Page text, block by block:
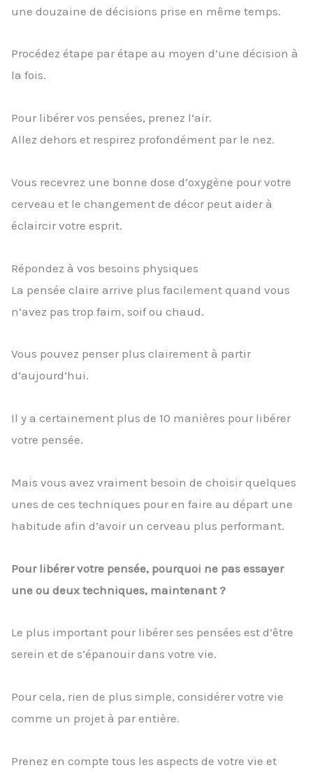
une douzaine de décisions prise en même temps.
Procédez étape par étape au moyen d’une décision à
la fois.
Pour libérer vos pensées, prenez l’air.
Allez dehors et respirez profondément par le nez.
Vous recevrez une bonne dose d’oxygène pour votre
cerveau et le changement de décor peut aider à
éclaircir votre esprit.
Répondez à vos besoins physiques
La pensée claire arrive plus facilement quand vous
n’avez pas trop faim, soif ou chaud.
Vous pouvez penser plus clairement à partir
d’aujourd’hui.
Il y a certainement plus de 10 manières pour libérer
votre pensée.
Mais vous avez vraiment besoin de choisir quelques
unes de ces techniques pour en faire au départ une
habitude afin d’avoir un cerveau plus performant.
Pour libérer votre pensée, pourquoi ne pas essayer
une ou deux techniques, maintenant ?
Le plus important pour libérer ses pensées est d’être
serein et de s’épanouir dans votre vie.
Pour cela, rien de plus simple, considérer votre vie
comme un projet à par entière.
Prenez en compte tous les aspects de votre vie et